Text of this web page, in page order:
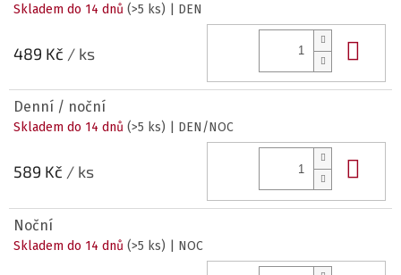
Skladem do 14 dnů (>5 ks) | DEN
489 Kč / ks
Denní / noční
Skladem do 14 dnů (>5 ks) | DEN/NOC
589 Kč / ks
Noční
Skladem do 14 dnů (>5 ks) | NOC